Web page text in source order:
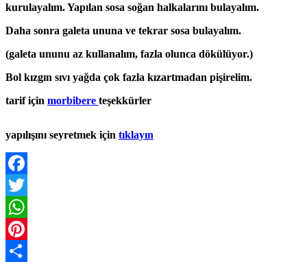
kurulayalım. Yapılan sosa soğan halkalarını bulayalım.
Daha sonra galeta ununa ve tekrar sosa bulayalım.
(galeta ununu az kullanalım, fazla olunca dökülüyor.)
Bol kızgın sıvı yağda çok fazla kızartmadan pişirelim.
tarif için morbibere teşekkürler
yapılışını seyretmek için tıklayın
Facebook
Twitter
WhatsApp
Pinterest